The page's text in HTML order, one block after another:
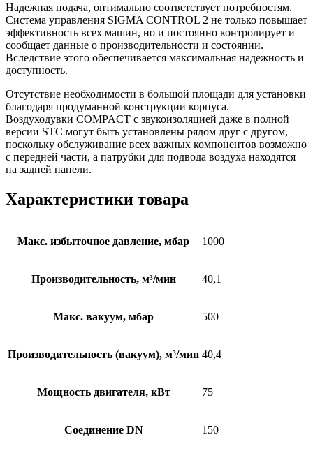
Надежная подача, оптимально соответствует потребностям.
Система управления SIGMA CONTROL 2 не только повышает
эффективность всех машин, но и постоянно контролирует и
сообщает данные о производительности и состоянии.
Вследствие этого обеспечивается максимальная надежность и
доступность.
Отсутствие необходимости в большой площади для установки
благодаря продуманной конструкции корпуса.
Воздуходувки COMPACT с звукоизоляцией даже в полной
версии STC могут быть установлены рядом друг с другом,
поскольку обслуживание всех важных компонентов возможно
с передней части, а патрубки для подвода воздуха находятся
на задней панели.
Характеристики товара
Макс. избыточное давление, мбар 1000
Производительность, м³/мин 40,1
Макс. вакуум, мбар 500
Производительность (вакуум), м³/мин 40,4
Мощность двигателя, кВт 75
Соединение DN 150